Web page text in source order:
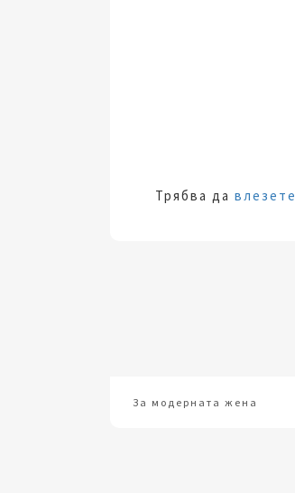
Трябва да влезете
За модерната жена